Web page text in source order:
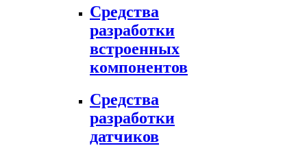
Средства
разработки
встроенных
компонентов
Средства
разработки
датчиков